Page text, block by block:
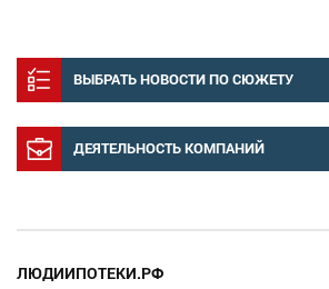
ВЫБРАТЬ НОВОСТИ ПО СЮЖЕТУ
ДЕЯТЕЛЬНОСТЬ КОМПАНИЙ
ЛЮДИИПОТЕКИ.РФ